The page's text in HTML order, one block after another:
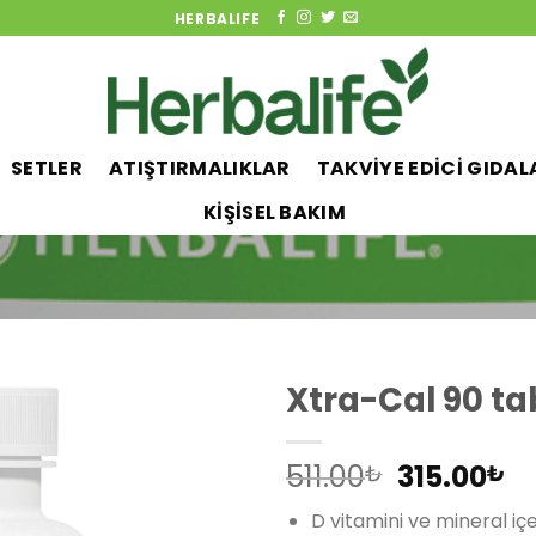
HERBALIFE
SETLER ATIŞTIRMALIKLAR TAKVİYE EDİCİ
KİŞİSEL BAKIM
Xtra-Cal 90
511.00₺ Orijinal
fiyat:
315.00₺
D vitamini ve mineral